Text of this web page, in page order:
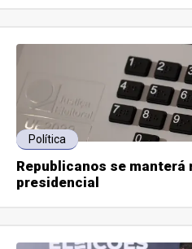
Política
Republicanos se manterá
presidencial